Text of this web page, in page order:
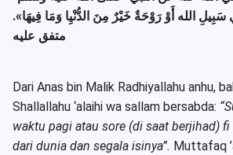
الله أَوْ رَوْحَةٌ خَيْرٌ مِنَ الدُّنْيِا وَمَا فِيهَا».
متفق عليه
Dari Anas bin Malik Radhiyallahu anhu,
Shallallahu ‘alaihi wa sallam bersabda:
waktu pagi atau sore (di saat berjihad)
dari dunia dan segala isinya”. Muttafaq